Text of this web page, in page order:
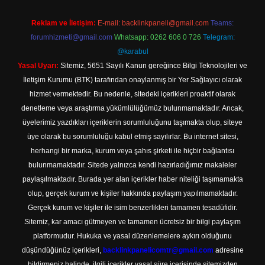
Reklam ve İletişim: E-mail: backlinkpaneli@gmail.com Teams:
forumhizmeti@gmail.com Whatsapp: 0262 606 0 726 Telegram:
@karabul
Yasal Uyarı: Sitemiz, 5651 Sayılı Kanun gereğince Bilgi Teknolojileri ve
İletişim Kurumu (BTK) tarafından onaylanmış bir Yer Sağlayıcı olarak
hizmet vermektedir. Bu nedenle, sitedeki içerikleri proaktif olarak
denetleme veya araştırma yükümlülüğümüz bulunmamaktadır. Ancak,
üyelerimiz yazdıkları içeriklerin sorumluluğunu taşımakta olup, siteye
üye olarak bu sorumluluğu kabul etmiş sayılırlar. Bu internet sitesi,
herhangi bir marka, kurum veya şahıs şirketi ile hiçbir bağlantısı
bulunmamaktadır. Sitede yalnızca kendi hazırladığımız makaleler
paylaşılmaktadır. Burada yer alan içerikler haber niteliği taşımamakta
olup, gerçek kurum ve kişiler hakkında paylaşım yapılmamaktadır.
Gerçek kurum ve kişiler ile isim benzerlikleri tamamen tesadüfidir.
Sitemiz, kar amacı gütmeyen ve tamamen ücretsiz bir bilgi paylaşım
platformudur. Hukuka ve yasal düzenlemelere aykırı olduğunu
düşündüğünüz içerikleri, backlinkpanelicomtr@gmail.com adresine